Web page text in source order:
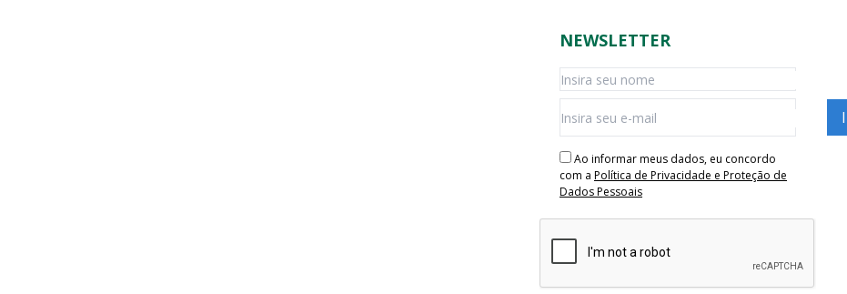
NEWSLETTER
Ao informar meus dados, eu concordo
com a Política de Privacidade e Proteção de
Dados Pessoais